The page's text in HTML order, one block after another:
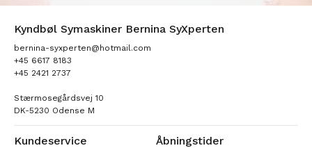
Kyndbøl Symaskiner Bernina SyXperten
bernina-syxperten@hotmail.com
+45 6617 8183
+45 2421 2737
Stærmosegårdsvej 10
DK-5230 Odense M
Kundeservice Åbningstider